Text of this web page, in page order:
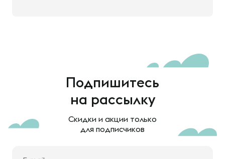
Подпишитесь
на рассылку
Скидки и акции только
для подписчиков